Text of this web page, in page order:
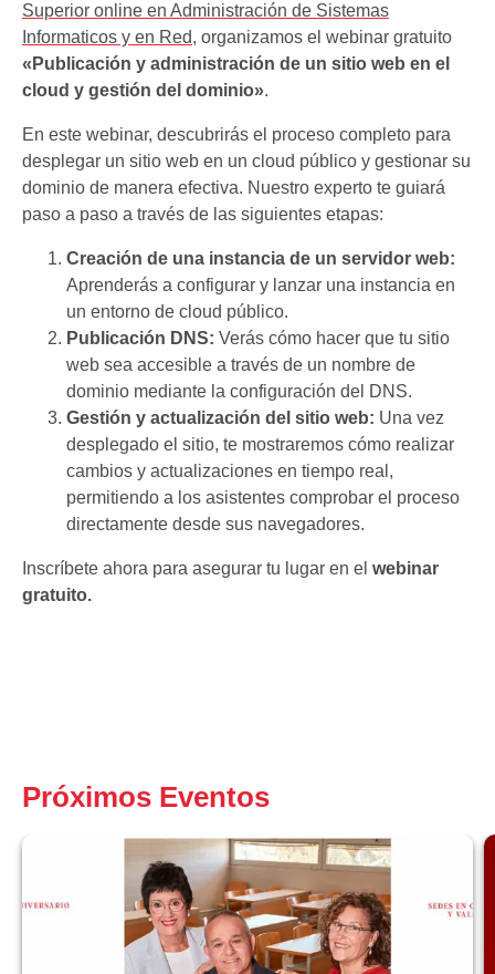
Superior online en Administración de Sistemas
Informaticos y en Red, organizamos el webinar gratuito
«Publicación y administración de un sitio web en el
cloud y gestión del dominio».
En este webinar, descubrirás el proceso completo para
desplegar un sitio web en un cloud público y gestionar su
dominio de manera efectiva. Nuestro experto te guiará
paso a paso a través de las siguientes etapas:
Creación de una instancia de un servidor web:
Aprenderás a configurar y lanzar una instancia en
un entorno de cloud público.
Publicación DNS: Verás cómo hacer que tu sitio
web sea accesible a través de un nombre de
dominio mediante la configuración del DNS.
Gestión y actualización del sitio web: Una vez
desplegado el sitio, te mostraremos cómo realizar
cambios y actualizaciones en tiempo real,
permitiendo a los asistentes comprobar el proceso
directamente desde sus navegadores.
Inscríbete ahora para asegurar tu lugar en el webinar
gratuito.
Próximos Eventos